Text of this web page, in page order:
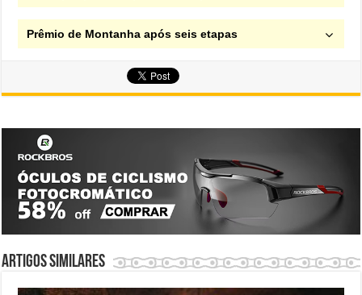
Prêmio de Montanha após seis etapas
Artigos similares